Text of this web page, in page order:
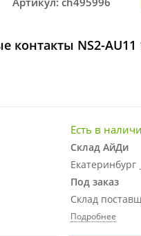
контакты NS2-
Есть в
Склад АйДи
Екатеринбург
Под заказ
Склад
Подробнее